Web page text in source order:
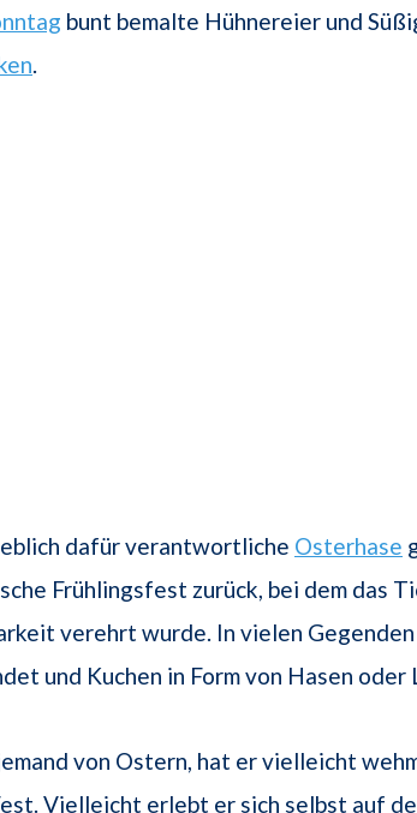
bunt bemalte Hühnereier und
.
dafür verantwortliche Osterhase
Frühlingsfest zurück, bei dem das
verehrt wurde. In vielen
und Kuchen in Form von Hasen oder
von Ostern, hat er vielleicht
Vielleicht erlebt er sich selbst auf